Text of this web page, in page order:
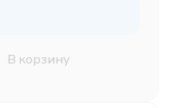
В корзину